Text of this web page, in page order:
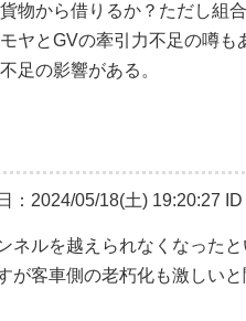
物から借りるか？ただし組
ヤとGVの牽引力不足の噂
足の影響がある。
：2024/05/18(土) 19:20:27
ネルを越えられなくなった
が客車側の老朽化も激しい